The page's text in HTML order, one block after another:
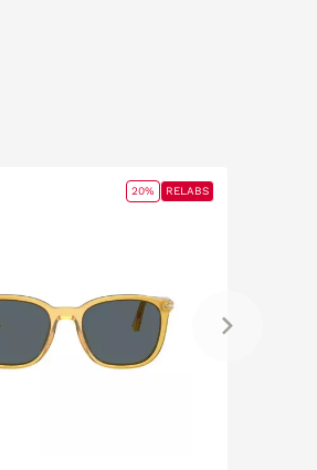
20% RELABS